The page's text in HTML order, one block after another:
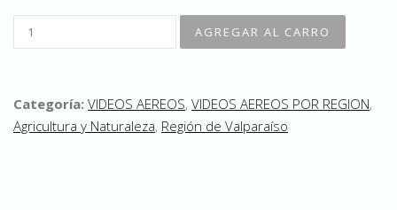
Categoría: VIDEOS AEREOS, VIDEOS AEREOS POR REGION,
Agricultura y Naturaleza, Región de Valparaíso